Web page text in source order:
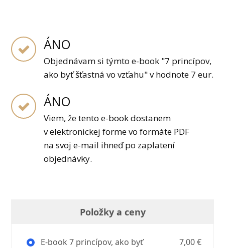
ÁNO
Objednávam si týmto e-book "7 princípov,
ako byť šťastná vo vzťahu" v hodnote 7 eur.
ÁNO
Viem, že tento e-book dostanem
v elektronickej forme vo formáte PDF
na svoj e-mail ihneď po zaplatení
objednávky.
Položky a ceny
E-book 7 princípov, ako byť
7,00 €